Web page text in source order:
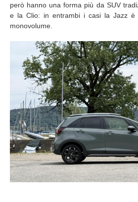
però hanno una forma più da SUV
e la Clio: in entrambi i casi la Jazz è
monovolume.